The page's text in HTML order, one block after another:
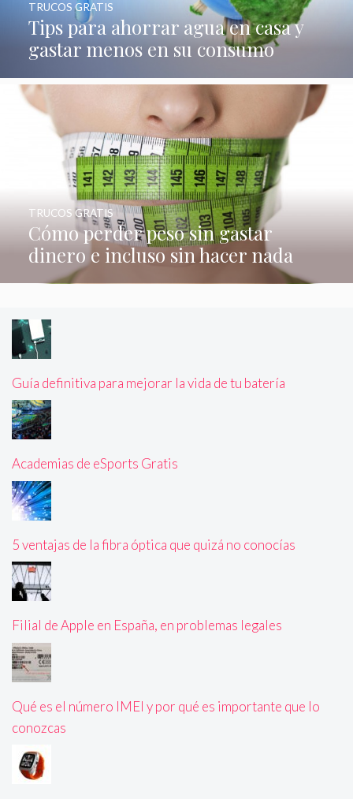
Tips para ahorrar agua en casa y
gastar menos en su consumo
TRUCOS GRATIS
Cómo perder peso sin gastar
dinero e incluso sin hacer nada
TRUCOS GRATIS
Guía definitiva para mejorar la vida de tu batería
Academias de eSports Gratis
5 ventajas de la fibra óptica que quizá no conocías
Filial de Apple en España, en problemas legales
Qué es el número IMEI y por qué es importante que lo
conozcas